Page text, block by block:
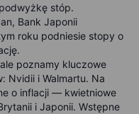
stóp.
Bank Japonii
roku podniesie stopy o
poznamy kluczowe
Nvidii i Walmartu. Na
o inflacji — kwietniowe
i Japonii. Wstępne